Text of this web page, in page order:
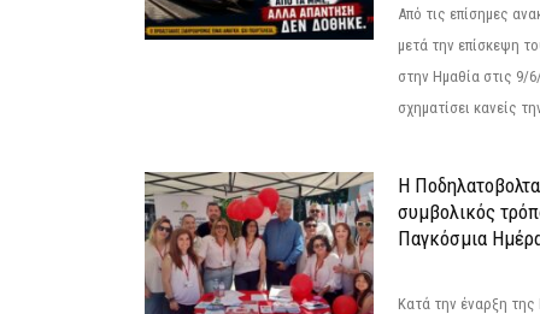
Από τις επίσημες
μετά την επίσκεψη
στην Ημαθία στις 9/
σχηματίσει κανείς
Η Ποδηλατοβολτα
συμβολικός
Παγκόσμια
Κατά την έναρξη